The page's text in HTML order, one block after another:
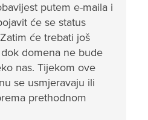
putem e-maila i
će se status
će trebati još
domena ne bude
nas. Tijekom ove
se usmjeravaju ili
prethodnom